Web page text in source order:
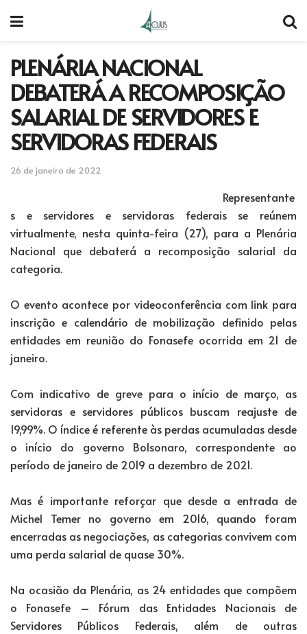
PLENÁRIA NACIONAL
DEBATERÁ A RECOMPOSIÇÃO
SALARIAL DE SERVIDORES E
SERVIDORAS FEDERAIS
26 de janeiro de 2022
Representante
s e servidores e servidoras federais se reúnem
virtualmente, nesta quinta-feira (27), para a Plenária
Nacional que debaterá a recomposição salarial da
categoria.
O evento acontece por videoconferência com link para
inscrição e calendário de mobilização definido pelas
entidades em reunião do Fonasefe ocorrida em 21 de
janeiro.
Com indicativo de greve para o início de março, as
servidoras e servidores públicos buscam reajuste de
19,99%. O índice é referente às perdas acumuladas desde
o início do governo Bolsonaro, correspondente ao
período de janeiro de 2019 a dezembro de 2021.
Mas é importante reforçar que desde a entrada de
Michel Temer no governo em 2016, quando foram
encerradas as negociações, as categorias convivem com
uma perda salarial de quase 30%.
Na ocasião da Plenária, as 24 entidades que compõem
o Fonasefe – Fórum das Entidades Nacionais de
Servidores Públicos Federais, além de outras